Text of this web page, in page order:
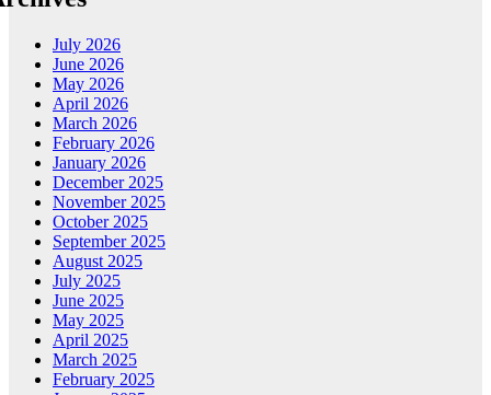
July 2026
June 2026
May 2026
April 2026
March 2026
February 2026
January 2026
December 2025
November 2025
October 2025
September 2025
August 2025
July 2025
June 2025
May 2025
April 2025
March 2025
February 2025